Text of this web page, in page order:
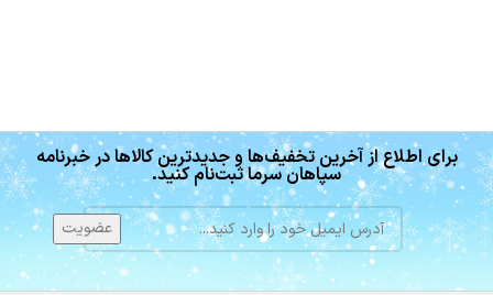
برای اطلاع از آخرین تخفیف‌ها و جدیدترین کالاها در خبرنامه
سپاهان سرما ثبت‌نام کنید.